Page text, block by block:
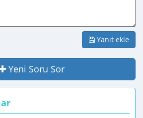
Yanıt ekle
Yeni Soru Sor